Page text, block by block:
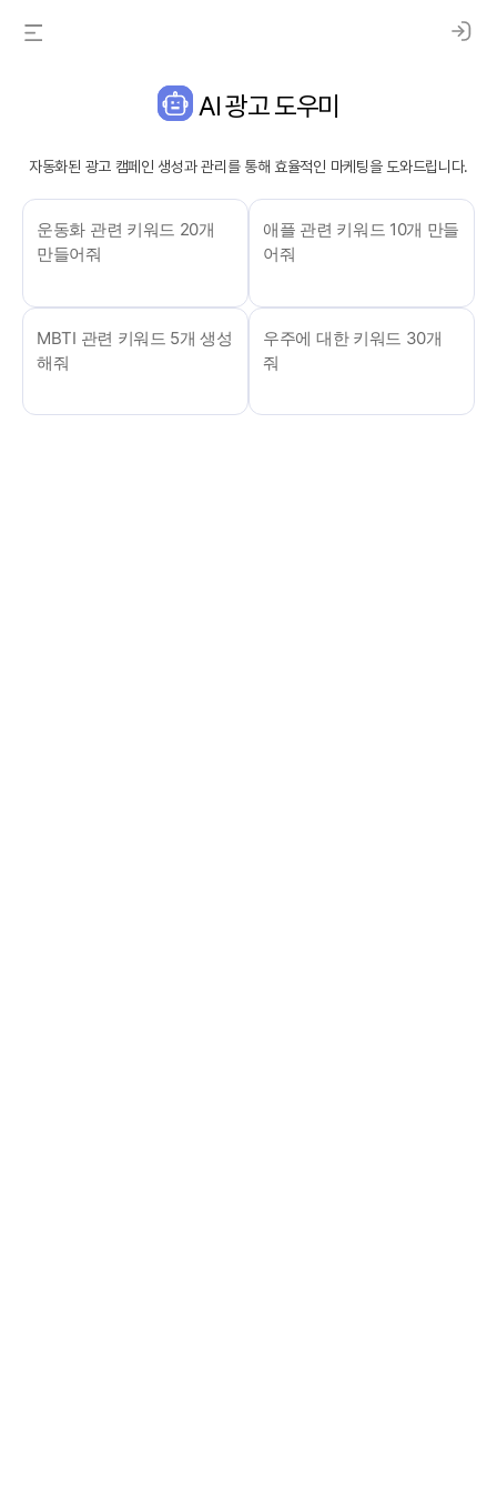
AI 광고 도우미
자동화된 광고 캠페인 생성과 관리를 통해 효율적인 마케팅을 도와드립니다.
운동화 관련 키워드 20개
만들어줘
애플 관련 키워드 10개 만들
어줘
MBTI 관련 키워드 5개 생성
해줘
우주에 대한 키워드 30개
줘